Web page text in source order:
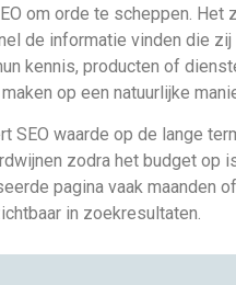
om orde te scheppen. Het
de informatie vinden die zij
kennis, producten of
op een natuurlijke
SEO waarde op de lange
zodra het budget op
pagina vaak maanden
in zoekresultaten.